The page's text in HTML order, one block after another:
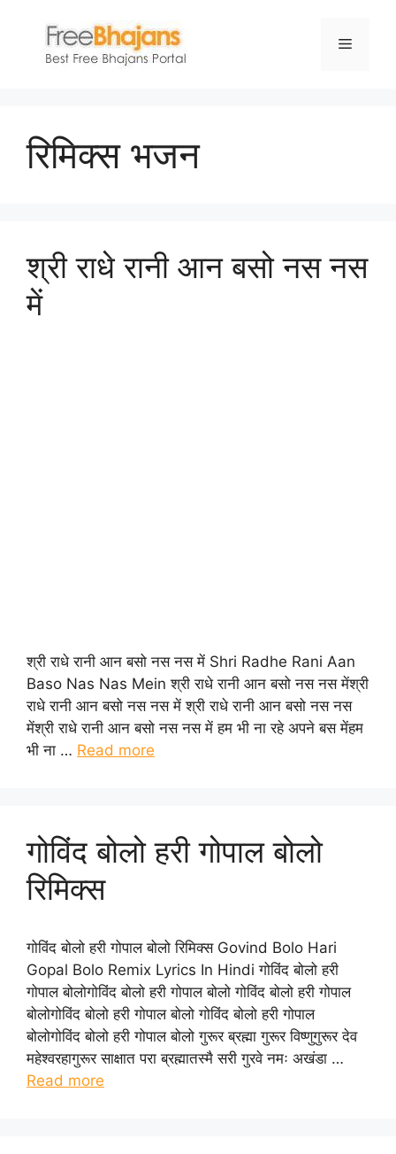
content
Menu
रिमिक्स भजन
श्री राधे रानी आन बसो नस नस
में
श्री राधे रानी आन बसो नस नस में Shri Radhe Rani Aan
Baso Nas Nas Mein श्री राधे रानी आन बसो नस नस मेंश्री
राधे रानी आन बसो नस नस में श्री राधे रानी आन बसो नस नस
मेंश्री राधे रानी आन बसो नस नस में हम भी ना रहे अपने बस मेंहम
भी ना … Read more
गोविंद बोलो हरी गोपाल बोलो
रिमिक्स
गोविंद बोलो हरी गोपाल बोलो रिमिक्स Govind Bolo Hari
Gopal Bolo Remix Lyrics In Hindi गोविंद बोलो हरी
गोपाल बोलोगोविंद बोलो हरी गोपाल बोलो गोविंद बोलो हरी गोपाल
बोलोगोविंद बोलो हरी गोपाल बोलो गोविंद बोलो हरी गोपाल
बोलोगोविंद बोलो हरी गोपाल बोलो गुरूर ब्रह्मा गुरूर विष्णुगुरूर देव
महेश्वरहागुरूर साक्षात परा ब्रह्मातस्मै सरी गुरवे नमः अखंडा …
Read more